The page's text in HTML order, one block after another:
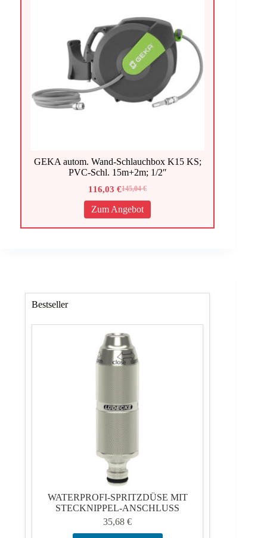
GEKA autom. Wand-Schlauchbox K15 KS;
PVC-Schl. 15m+2m; 1/2″
145,04€
Ursprünglicher
Preis
war:
145,04 €
116,03€
Aktueller
Preis
ist:
116,03 €.
Zum Angebot
Bestseller
WATERPROFI-SPRITZDÜSE MIT
STECKNIPPEL-ANSCHLUSS
35,68€